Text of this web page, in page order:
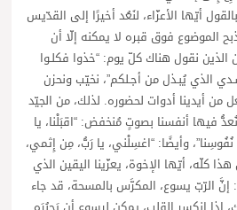
أيّها الأعزّاء، لنَعُد أخيرًا إلى القدّيس
الموضوع فوق قبره لا يمكنه إلّا أن
نقول هناك كلّ يوم: “خذوا فكلـوا
الذي يُبـذل من أجـلكم”، نخيّب ونحزن
من أيدينا أدوات لحضوره. لذلك، من الجيّد
فيها أنفسنا بصوتٍ مُنخفض: “اقبَلْنا، يا
وأيضًا: “اغسِلْني، يا رَبُّ، مِن إِثمي،
أيّها الإخوة، يعزّينا اليقين الذي
إنَّ الرّبّ يسوع، المكرَّس بالمسحة، قد جاء